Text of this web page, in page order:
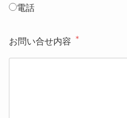
電話
お問い合せ内容 ＊